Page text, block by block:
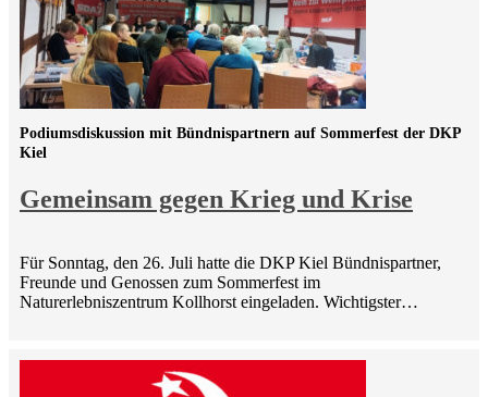
Gemeinsam gegen Krieg und Krise
Podiumsdiskussion mit Bündnispartnern auf Sommerfest der DKP
Kiel
Für Sonntag, den 26. Juli hatte die DKP Kiel Bündnispartner,
Freunde und Genossen zum Sommerfest im
Naturerlebniszentrum Kollhorst eingeladen. Wichtigster…